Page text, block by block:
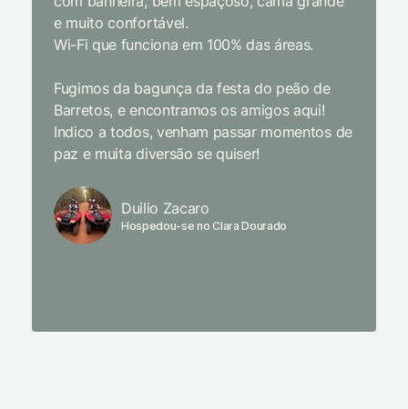
e muito confortável.
Wi-Fi que funciona em 100% das áreas.
Fugimos da bagunça da festa do peão de
Barretos, e encontramos os amigos aqui!
Indico a todos, venham passar momentos de
paz e muita diversão se quiser!
Duilio Zacaro
Hospedou-se no Clara Dourado